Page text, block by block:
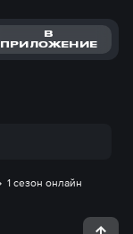
В
ПРИЛОЖЕНИЕ
1 сезон онлайн